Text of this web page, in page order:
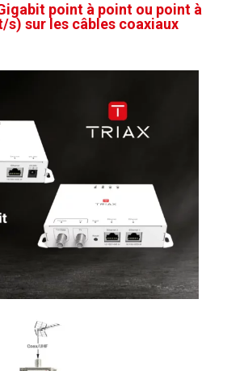
point à point ou point à
sur les câbles coaxiaux